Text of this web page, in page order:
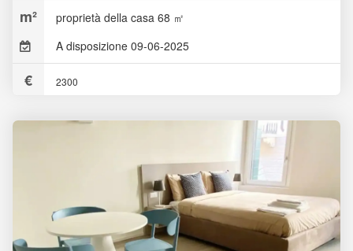
proprietà della casa 68 ㎡
A disposizione 09-06-2025
2300